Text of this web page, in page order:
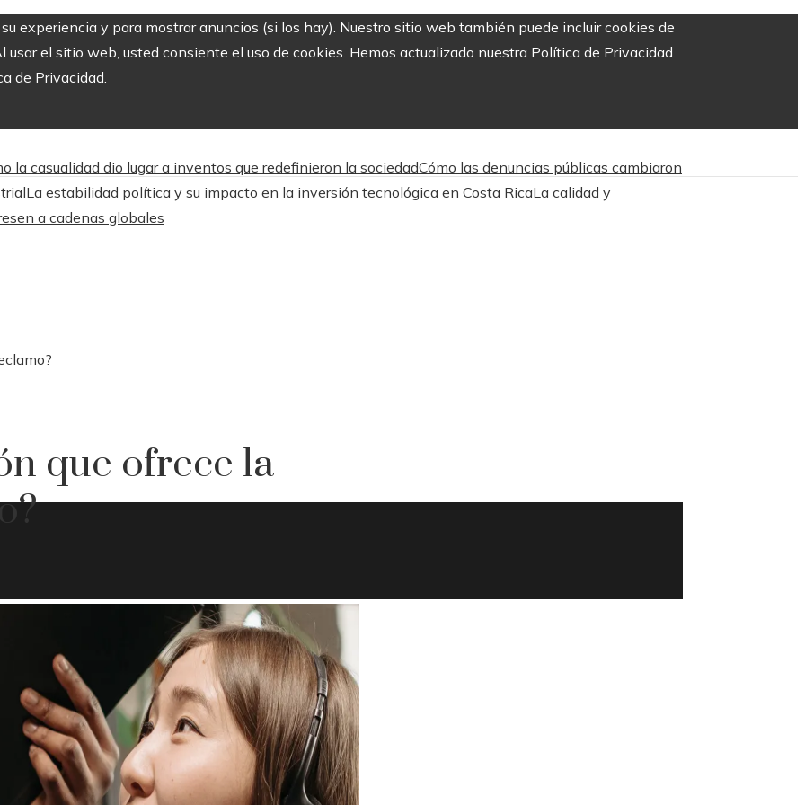
experiencia y para mostrar anuncios (si los hay). Nuestro sitio web también puede incluir cookies de
el sitio web, usted consiente el uso de cookies. Hemos actualizado nuestra Política de Privacidad.
de Privacidad.
la casualidad dio lugar a inventos que redefinieron la sociedadCómo las denuncias públicas cambiaron
La estabilidad política y su impacto en la inversión tecnológica en Costa RicaLa calidad y
a cadenas globales
que ofrece la